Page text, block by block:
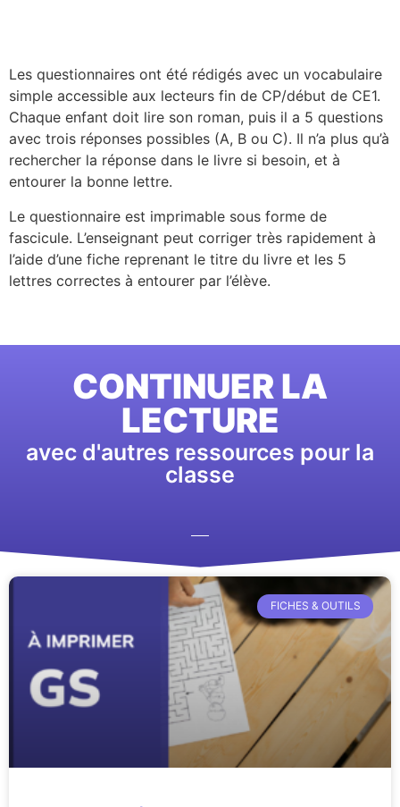
Les questionnaires ont été rédigés avec un vocabulaire
simple accessible aux lecteurs fin de CP/début de CE1.
Chaque enfant doit lire son roman, puis il a 5 questions
avec trois réponses possibles (A, B ou C). Il n’a plus qu’à
rechercher la réponse dans le livre si besoin, et à
entourer la bonne lettre.
Le questionnaire est imprimable sous forme de
fascicule. L’enseignant peut corriger très rapidement à
l’aide d’une fiche reprenant le titre du livre et les 5
lettres correctes à entourer par l’élève.
CONTINUER LA
LECTURE
avec d'autres ressources pour la
classe
FICHES & OUTILS